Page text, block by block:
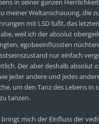
in seiner ganzen
meiner Weltanschauung, die
mit LSD fußt, das
weil ich der absolut
egobeeinflussten
nur einfach
Der aber deshalb absolut
jeder andere und jedes
um den Tanz des Lebens in
tanzen.
mich der Einfluss der